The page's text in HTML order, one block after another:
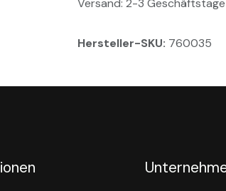
Versand: 2-3 Geschäftstage
Hersteller-SKU: 760035